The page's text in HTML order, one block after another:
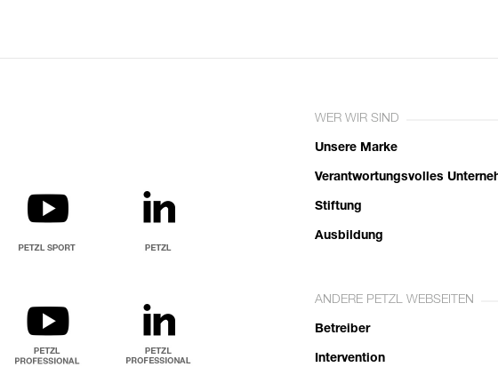
WER WIR SIND
Unsere Marke
Verantwortungsvolles
Stiftung
Ausbildung
ANDERE PETZL WEBSEITEN
Betreiber
Intervention